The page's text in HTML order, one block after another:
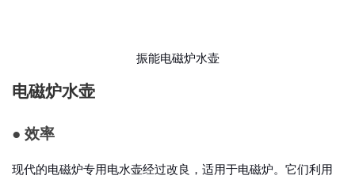
振能电磁炉水壶
电磁炉水壶
● 效率
现代的电磁炉专用电水壶经过改良，适用于电磁炉。 它们利用